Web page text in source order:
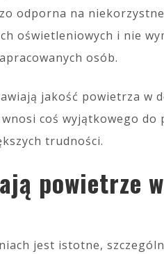
odporna na
oświetleniowych i nie
osób.
jakość powietrza w
coś wyjątkowego do
trudności.
powietrze w
jest istotne,